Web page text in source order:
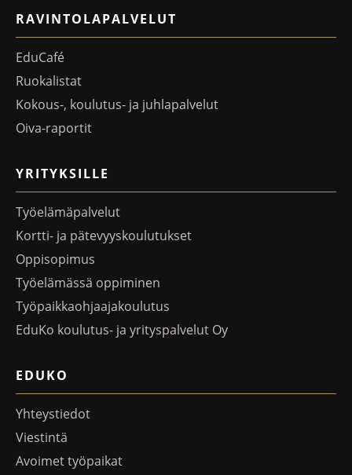
RAVINTOLAPALVELUT
EduCafé
Ruokalistat
Kokous-, koulutus- ja juhlapalvelut
Oiva-raportit
YRITYKSILLE
Työelämäpalvelut
Kortti- ja pätevyyskoulutukset
Oppisopimus
Työelämässä oppiminen
Työpaikkaohjaajakoulutus
EduKo koulutus- ja yrityspalvelut Oy
EDUKO
Yhteystiedot
Viestintä
Avoimet työpaikat